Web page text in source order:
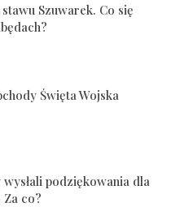
Szuwarek. Co się
Święta Wojska
podziękowania dla
co?